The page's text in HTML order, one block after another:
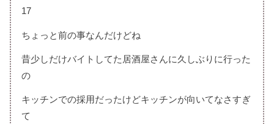
17
ちょっと前の事なんだけどね
昔少しだけバイトしてた居酒屋さんに久しぶりに行った
の
キッチンでの採用だったけどキッチンが向いてなさすぎ
て